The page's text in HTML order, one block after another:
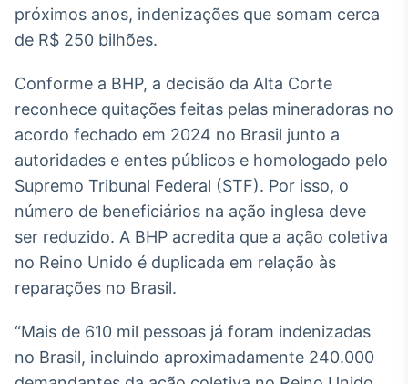
Ticker
Broadcast
Widgets
Componentes
para conteúdos e
funcionalidades
Broadcast
dados para
displays e telas
próximos anos, indenizações que somam cerca
de R$ 250 bilhões.
Conforme a BHP, a decisão da Alta Corte
reconhece quitações feitas pelas mineradoras no
acordo fechado em 2024 no Brasil junto a
autoridades e entes públicos e homologado pelo
Supremo Tribunal Federal (STF). Por isso, o
número de beneficiários na ação inglesa deve
ser reduzido. A BHP acredita que a ação coletiva
no Reino Unido é duplicada em relação às
reparações no Brasil.
“Mais de 610 mil pessoas já foram indenizadas
no Brasil, incluindo aproximadamente 240.000